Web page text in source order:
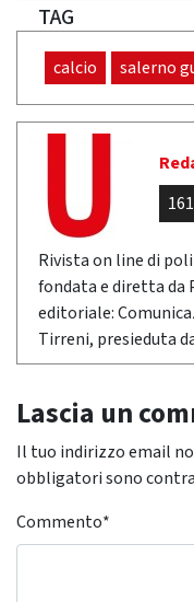
TAG
calcio salerno
Rivista on line di
fondata e diretta da
editoriale:
Tirreni, presieduta
Lascia un
Il tuo indirizzo email
obbligatori sono
Commento*